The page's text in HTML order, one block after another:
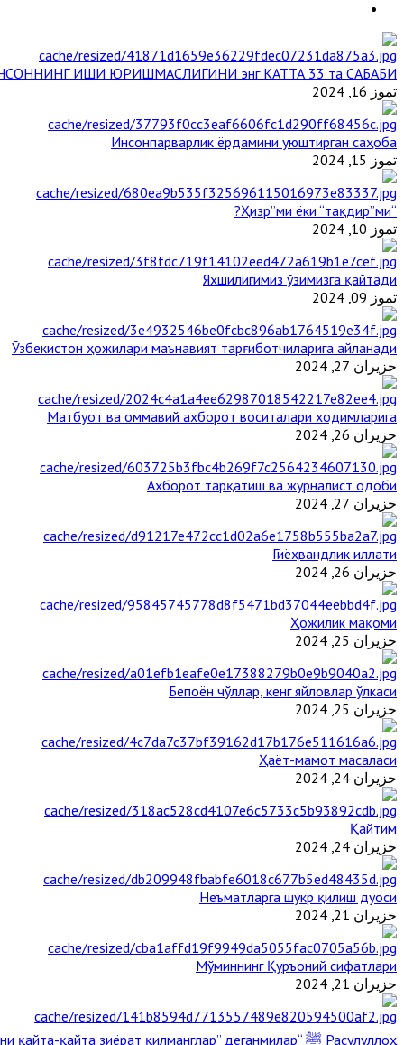
ИШИ ЮРИШМАСЛИГИНИ энг КАТТА 33 та САБАБИ
تموز 16, 2024
Инсонпарварлик ёрдамини уюштирган саҳоба
تموز 15, 2024
“Ҳизр”ми ёки “тақдир”ми?
تموز 10, 2024
Яхшилигимиз ўзимизга қайтади
تموز 09, 2024
Ўзбекистон ҳожилари маънавият тарғиботчиларига айланади
حزيران 27, 2024
Матбуот ва оммавий ахборот воситалари ходимларига
حزيران 26, 2024
Ахборот тарқатиш ва журналист одоби
حزيران 27, 2024
Гиёҳвандлик иллати
حزيران 26, 2024
Ҳожилик мақоми
حزيران 25, 2024
Бепоён чўллар, кенг яйловлар ўлкаси
حزيران 25, 2024
Ҳаёт-мамот масаласи
حزيران 24, 2024
Қайтим
حزيران 24, 2024
Неъматларга шукр қилиш дуоси
حزيران 21, 2024
Мўминнинг Қуръоний сифатлари
حزيران 21, 2024
Расулуллоҳ ﷺ “Қабримни қайта-қайта зиёрат қилманглар” деганмилар?